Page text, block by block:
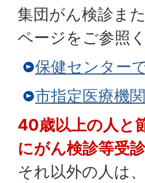
集団がん検診ま
ページをご参照
保健センター
市指定医療機
40歳以上の人と
にがん検診等受
それ以外の人は